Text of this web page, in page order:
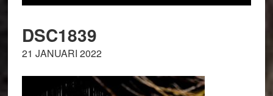
DSC1839
21 JANUARI 2022